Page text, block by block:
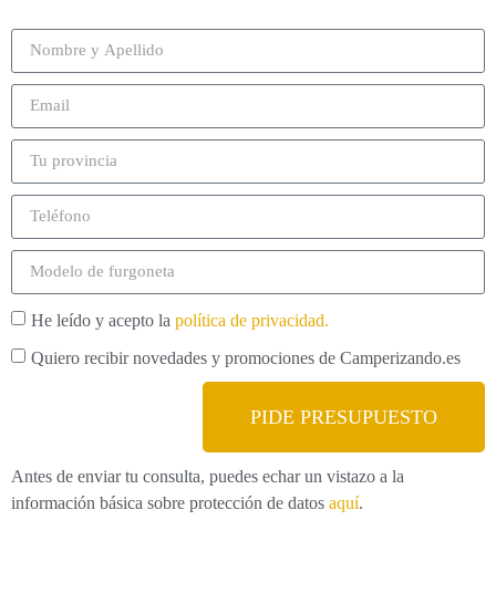
He leído y acepto la política de privacidad.
Quiero recibir novedades y promociones de Camperizando.es
PIDE PRESUPUESTO
Antes de enviar tu consulta, puedes echar un vistazo a la
información básica sobre protección de datos aquí.